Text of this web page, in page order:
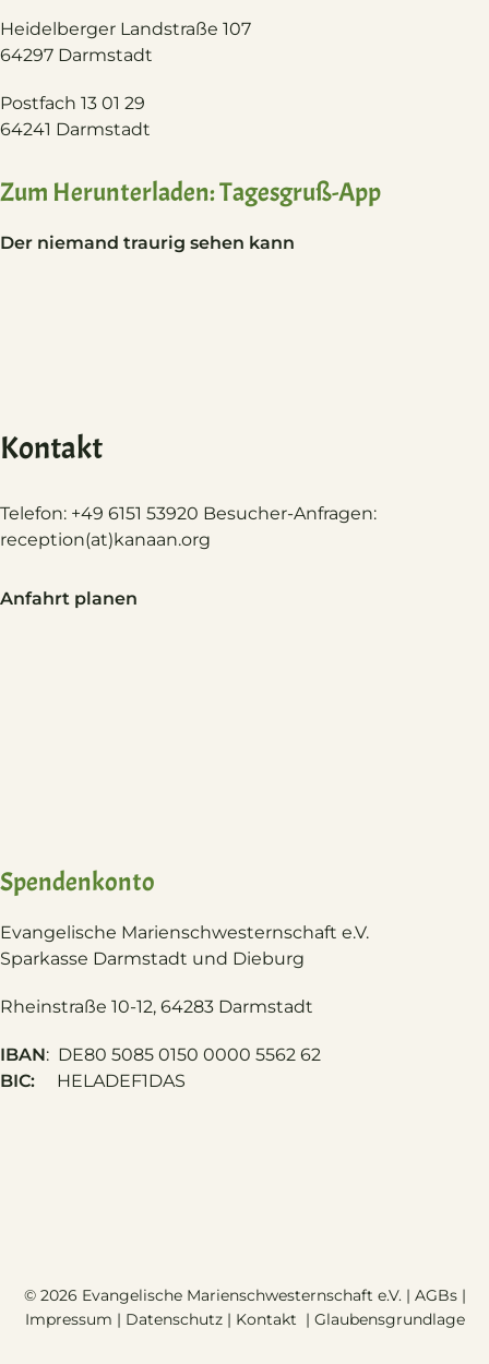
Heidelberger Landstraße 107
64297 Darmstadt
Postfach 13 01 29
64241 Darmstadt
Zum Herunterladen: Tagesgruß-App
Der niemand traurig sehen kann
Kontakt
Telefon: +49 6151 53920 Besucher-Anfragen:
reception(at)kanaan.org
Anfahrt planen
Spendenkonto
Evangelische Marienschwesternschaft e.V.
Sparkasse Darmstadt und Dieburg
Rheinstraße 10-12, 64283 Darmstadt
IBAN: DE80 5085 0150 0000 5562 62
BIC: HELADEF1DAS
© 2026 Evangelische Marienschwesternschaft e.V. | AGBs|
Impressum | Datenschutz| Kontakt | Glaubensgrundlage